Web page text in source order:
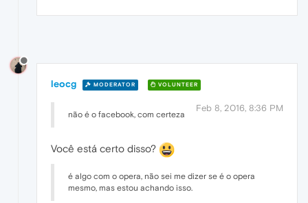
leocg MODERATOR VOLUNTEER
Feb 8, 2016, 8:36 PM
não é o facebook, com certeza
Você está certo disso?
é algo com o opera, não sei me dizer se é o opera
mesmo, mas estou achando isso.